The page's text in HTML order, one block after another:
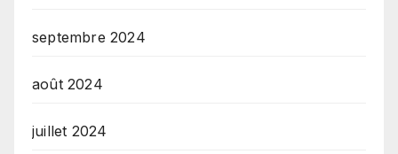
septembre 2024
août 2024
juillet 2024